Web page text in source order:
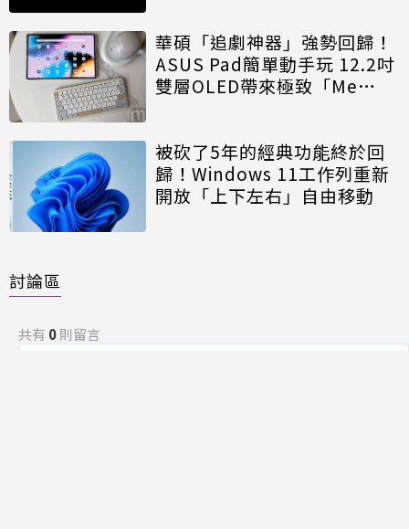
華碩「追劇神器」強勢回歸！
ASUS Pad簡單動手玩 12.2吋
雙層OLED帶來極致「Me
被砍了5年的經典功能終於回
歸！Windows 11工作列重新
開放「上下左右」自由移動
討論區
共有 0則留言